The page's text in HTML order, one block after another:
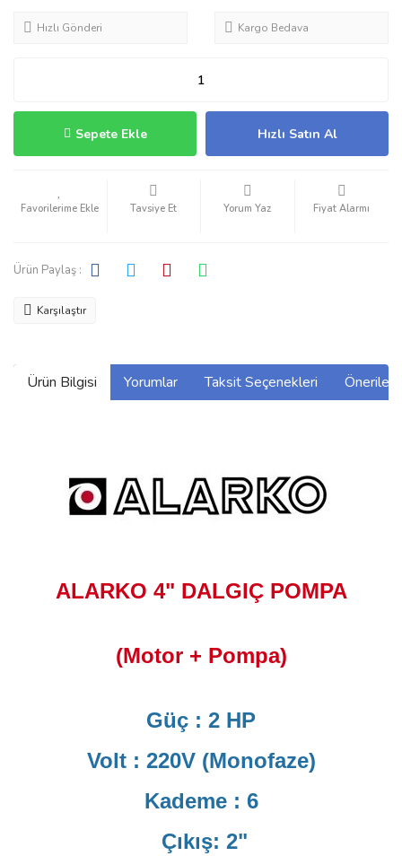
Hızlı Gönderi Kargo Bedava
Sepete Ekle Hızlı Satın Al
Tavsiye Et Yorum Yaz Fiyat Alarmı
Ürün Paylaş :
Karşılaştır
Ürün Bilgisi Yorumlar Taksit Seçenekleri
ALARKO 4" DALGIÇ POMPA
(Motor + Pompa)
Güç : 2 HP
Volt : 220V (Monofaze)
Kademe : 6
Çıkış: 2"